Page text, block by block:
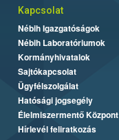
Kapcsolat
Nébih Igazgatóságok
Nébih Laboratóriumok
Kormányhivatalok
Sajtókapcsolat
Ügyfélszolgálat
Hatósági jogsegély
Élelmiszermentő Központ
Hírlevél feliratkozás